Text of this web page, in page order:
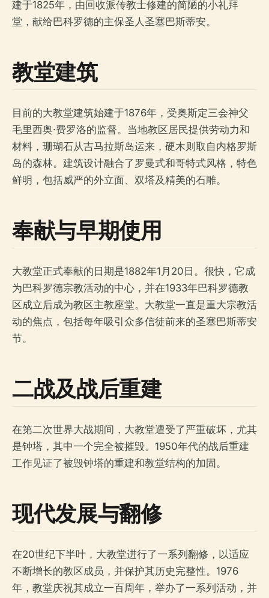
建于1825年，由回收派传教士修建的简陋的小礼拜
堂，献给巴科罗德的主保圣人圣塞巴斯蒂安。
教堂建筑
目前的大教堂建筑始建于1876年，受奥斯定三会神父
毛里西奥·费罗洛的监督。当地教区居民提供劳动力和
材料，珊瑚石从吉马拉斯岛运来，硬木则取自内格罗斯
岛的森林。建筑设计融合了罗曼式和哥特式风格，特色
鲜明，包括威严的外立面、双塔及精美的石雕。
奉献与早期使用
大教堂正式奉献的日期是1882年1月20日。很快，它成
为巴科罗德宗教活动的中心，并在1933年巴科罗德教
区成立后成为教区主教座堂。大教堂一直是重大宗教活
动的焦点，包括每年吸引众多信徒前来的圣塞巴斯蒂安
节。
二战及战后重建
在第二次世界大战期间，大教堂遭受了严重破坏，尤其
是钟塔，其中一个完全被摧毁。1950年代的战后重建
工作见证了被毁钟塔的重建和教堂结构的加固。
现代发展与翻修
在20世纪下半叶，大教堂进行了一系列翻修，以适应
不断增长的教区成员，并保护其历史完整性。1976
年，教堂庆祝其成立一百周年，举办了一系列活动，并